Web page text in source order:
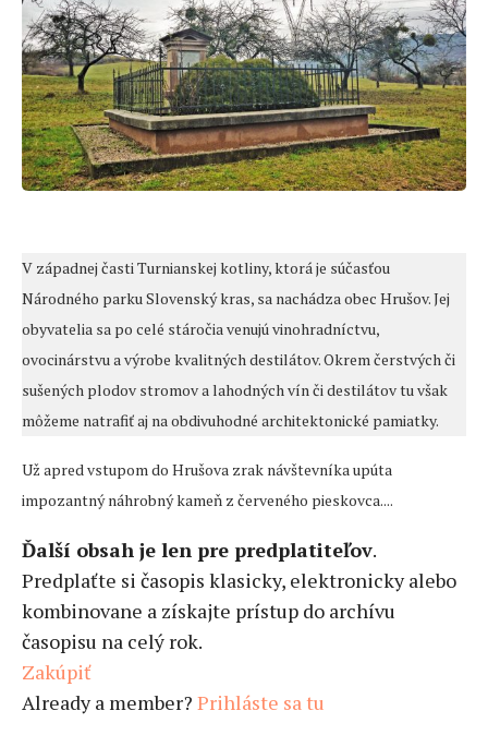
V západnej časti Turnianskej kotliny, ktorá je súčasťou
Národného parku Slovenský kras, sa nachádza obec Hrušov. Jej
obyvatelia sa po celé stáročia venujú vinohradníctvu,
ovocinárstvu a výrobe kvalitných destilátov. Okrem čerstvých či
sušených plodov stromov a lahodných vín či destilátov tu však
môžeme natrafiť aj na obdivuhodné architektonické pamiatky.
Už apred vstupom do Hrušova zrak návštevníka upúta
impozantný náhrobný kameň z červeného pieskovca....
Ďalší obsah je len pre predplatiteľov.
Predplaťte si časopis klasicky, elektronicky alebo
kombinovane a získajte prístup do archívu
časopisu na celý rok.
Zakúpiť
Already a member? Prihláste sa tu